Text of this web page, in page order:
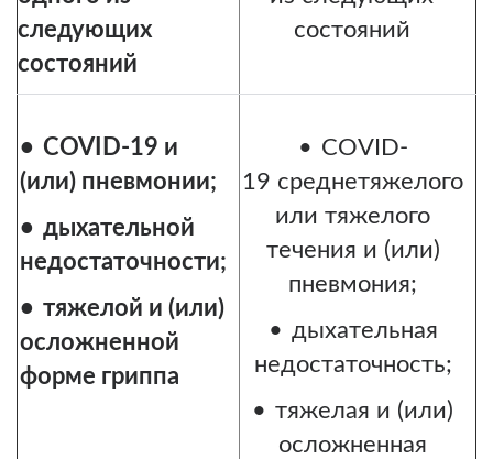
следующих
состояний
состояний
COVID-19 и
(или) пневмонии;
дыхательной
недостаточности;
тяжелой и (или)
осложненной
форме гриппа
COVID-
19 среднетяжелого
или тяжелого
течения и (или)
пневмония;
дыхательная
недостаточность;
тяжелая и (или)
осложненная